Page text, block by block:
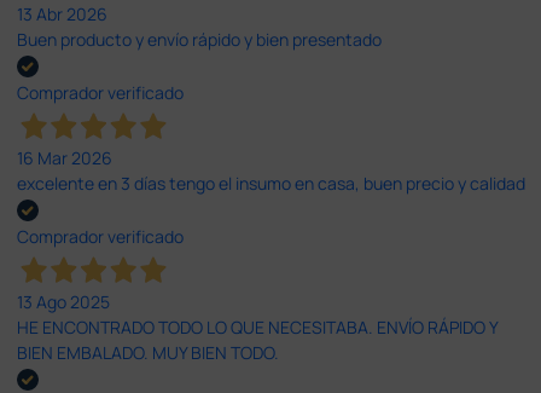
13 Abr 2026
Buen producto y envío rápido y bien presentado
Comprador verificado
16 Mar 2026
excelente en 3 días tengo el insumo en casa, buen precio y calidad
Comprador verificado
13 Ago 2025
HE ENCONTRADO TODO LO QUE NECESITABA. ENVÍO RÁPIDO Y
BIEN EMBALADO. MUY BIEN TODO.